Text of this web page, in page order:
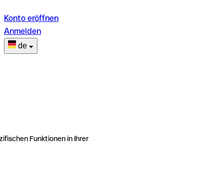
Konto eröffnen
Anmelden
de
Funktionen in Ihrer